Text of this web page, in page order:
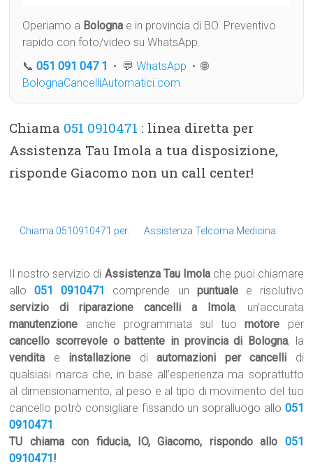
Operiamo a Bologna e in provincia di BO. Preventivo
rapido con foto/video su WhatsApp.
📞051 091 047 1 • 💬WhatsApp • 🌐
BolognaCancelliAutomatici.com
Chiama 051 0910471 : linea diretta per
Assistenza Tau Imola a tua disposizione,
risponde Giacomo non un call center!
Chiama 0510910471 per: Assistenza Telcoma Medicina
Il nostro servizio di Assistenza Tau Imolache puoi chiamare
allo051 0910471 comprende un puntualee risolutivo
servizio di riparazione cancelli a Imola, un’accurata
manutenzione anche programmata sul tuomotore per
cancello scorrevole o battente in provincia di Bologna, la
vendita e installazione diautomazioni per cancelli di
qualsiasi marca che, in base all’esperienza ma soprattutto
al dimensionamento, al peso e al tipo di movimento del tuo
cancello potrò consigliare fissando un sopralluogo allo 051
0910471 .
TU chiama con fiducia, IO, Giacomo, rispondo allo 051
0910471 !